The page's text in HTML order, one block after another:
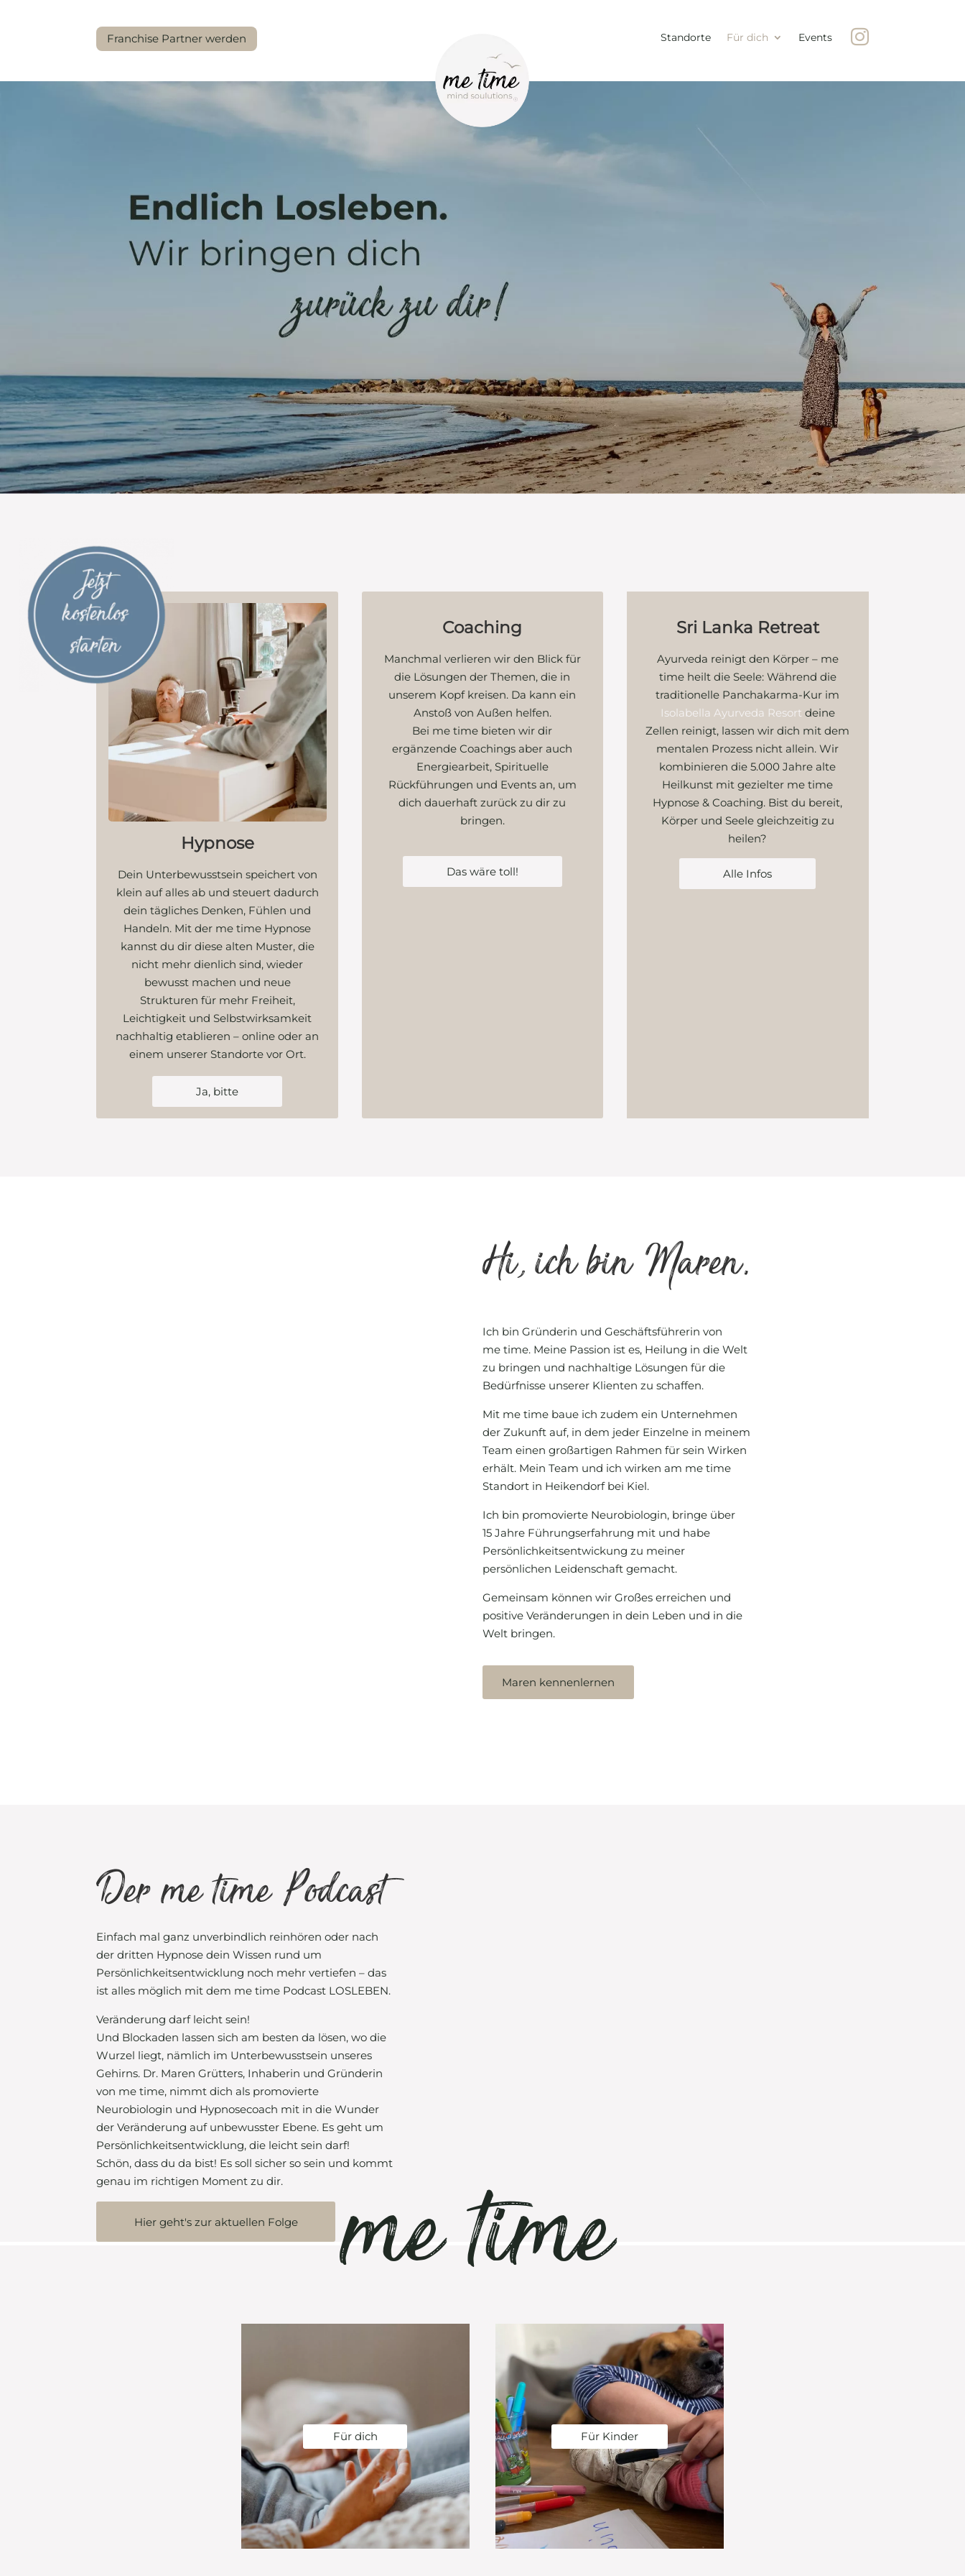
Franchise Partner werden Standorte Für dich Events 
Hypnose
Dein Unterbewusstsein speichert von
klein auf alles ab und steuert dadurch
dein tägliches Denken, Fühlen und
Handeln. Mit der me time Hypnose
kannst du dir diese alten Muster, die
nicht mehr dienlich sind, wieder
bewusst machen und neue
Strukturen für mehr Freiheit,
Leichtigkeit und Selbstwirksamkeit
nachhaltig etablieren – online oder an
einem unserer Standorte vor Ort.
Ja, bitte
Coaching
Manchmal verlieren wir den Blick für
die Lösungen der Themen, die in
unserem Kopf kreisen. Da kann ein
Anstoß von Außen helfen.
Bei me time bieten wir dir
ergänzende Coachings aber auch
Energiearbeit, Spirituelle
Rückführungen und Events an, um
dich dauerhaft zurück zu dir zu
bringen.
Das wäre toll!
Sri Lanka Retreat
Ayurveda reinigt den Körper – me
time heilt die Seele: Während die
traditionelle Panchakarma-Kur im
Isolabella Ayurveda Resort deine
Zellen reinigt, lassen wir dich mit dem
mentalen Prozess nicht allein. Wir
kombinieren die 5.000 Jahre alte
Heilkunst mit gezielter me time
Hypnose & Coaching. Bist du bereit,
Körper und Seele gleichzeitig zu
heilen?
Alle Infos
Hi, ich bin Maren.
Ich bin Gründerin und Geschäftsführerin von
me time. Meine Passion ist es, Heilung in die Welt
zu bringen und nachhaltige Lösungen für die
Bedürfnisse unserer Klienten zu schaffen.
Mit me time baue ich zudem ein Unternehmen
der Zukunft auf, in dem jeder Einzelne in meinem
Team einen großartigen Rahmen für sein Wirken
erhält. Mein Team und ich wirken am me time
Standort in Heikendorf bei Kiel.
Ich bin promovierte Neurobiologin, bringe über
15 Jahre Führungserfahrung mit und habe
Persönlichkeitsentwickung zu meiner
persönlichen Leidenschaft gemacht.
Gemeinsam können wir Großes erreichen und
positive Veränderungen in dein Leben und in die
Welt bringen.
Maren kennenlernen
Der me time Podcast
Einfach mal ganz unverbindlich reinhören oder nach
der dritten Hypnose dein Wissen rund um
Persönlichkeitsentwicklung noch mehr vertiefen – das
ist alles möglich mit dem me time Podcast LOSLEBEN.
Veränderung darf leicht sein!
Und Blockaden lassen sich am besten da lösen, wo die
Wurzel liegt, nämlich im Unterbewusstsein unseres
Gehirns. Dr. Maren Grütters, Inhaberin und Gründerin
von me time, nimmt dich als promovierte
Neurobiologin und Hypnosecoach mit in die Wunder
der Veränderung auf unbewusster Ebene. Es geht um
Persönlichkeitsentwicklung, die leicht sein darf!
Schön, dass du da bist! Es soll sicher so sein und kommt
genau im richtigen Moment zu dir.
Hier geht's zur aktuellen Folge me time
Für dich Für Kinder